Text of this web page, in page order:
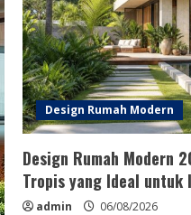
Design Rumah Modern
Design Rumah Modern
Tropis yang Ideal untuk
admin 06/08/2026